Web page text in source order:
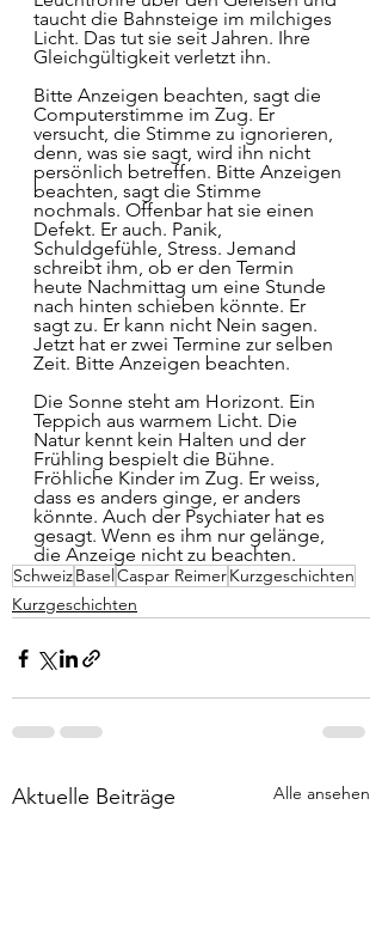
taucht die Bahnsteige im milchiges
Licht. Das tut sie seit Jahren. Ihre
Gleichgültigkeit verletzt ihn.
Bitte Anzeigen beachten, sagt die
Computerstimme im Zug. Er
versucht, die Stimme zu ignorieren,
denn, was sie sagt, wird ihn nicht
persönlich betreffen. Bitte Anzeigen
beachten, sagt die Stimme
nochmals. Offenbar hat sie einen
Defekt. Er auch. Panik,
Schuldgefühle, Stress. Jemand
schreibt ihm, ob er den Termin
heute Nachmittag um eine Stunde
nach hinten schieben könnte. Er
sagt zu. Er kann nicht Nein sagen.
Jetzt hat er zwei Termine zur selben
Zeit. Bitte Anzeigen beachten.
Die Sonne steht am Horizont. Ein
Teppich aus warmem Licht. Die
Natur kennt kein Halten und der
Frühling bespielt die Bühne.
Fröhliche Kinder im Zug. Er weiss,
dass es anders ginge, er anders
könnte. Auch der Psychiater hat es
gesagt. Wenn es ihm nur gelänge,
die Anzeige nicht zu beachten.
SchweizBaselCaspar ReimerKurzgeschichten
Kurzgeschichten
Aktuelle Beiträge Alle ansehen